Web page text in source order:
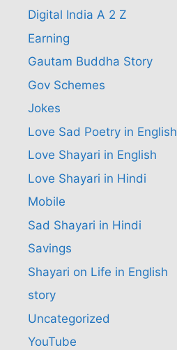
Digital India A 2 Z
Earning
Gautam Buddha Story
Gov Schemes
Jokes
Love Sad Poetry in English
Love Shayari in English
Love Shayari in Hindi
Mobile
Sad Shayari in Hindi
Savings
Shayari on Life in English
story
Uncategorized
YouTube